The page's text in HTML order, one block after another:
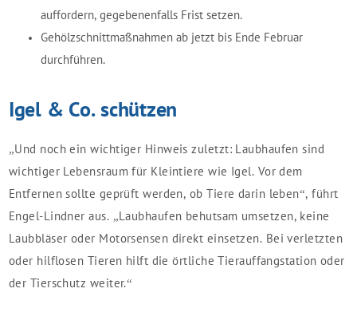
auffordern, gegebenenfalls Frist setzen.
Gehölzschnittmaßnahmen ab jetzt bis Ende Februar
durchführen.
Igel & Co. schützen
„Und noch ein wichtiger Hinweis zuletzt: Laubhaufen sind
wichtiger Lebensraum für Kleintiere wie Igel. Vor dem
Entfernen sollte geprüft werden, ob Tiere darin leben“, führt
Engel-Lindner aus. „Laubhaufen behutsam umsetzen, keine
Laubbläser oder Motorsensen direkt einsetzen. Bei verletzten
oder hilflosen Tieren hilft die örtliche Tierauffangstation oder
der Tierschutz weiter.“